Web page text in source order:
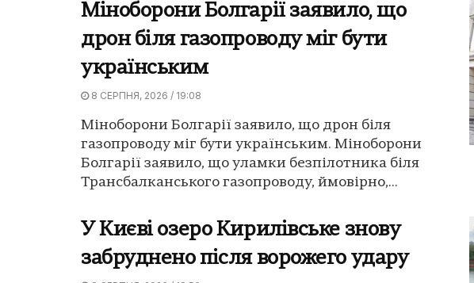
Міноборони Болгарії заявило, що
дрон біля газопроводу міг бути
українським
8 СЕРПНЯ, 2026 / 19:08
Міноборони Болгарії заявило, що дрон біля
газопроводу міг бути українським. Міноборони
Болгарії заявило, що уламки безпілотника біля
Трансбалканського газопроводу, ймовірно,...
У Києві озеро Кирилівське знову
забруднено після ворожего удару